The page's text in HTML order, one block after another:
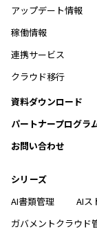
アップデート情報
稼働情報
連携サービス
クラウド移行
資料ダウンロード
パートナープログラ
お問い合わせ
シリーズ
AI書類管理
AIス
ガバメントクラウド